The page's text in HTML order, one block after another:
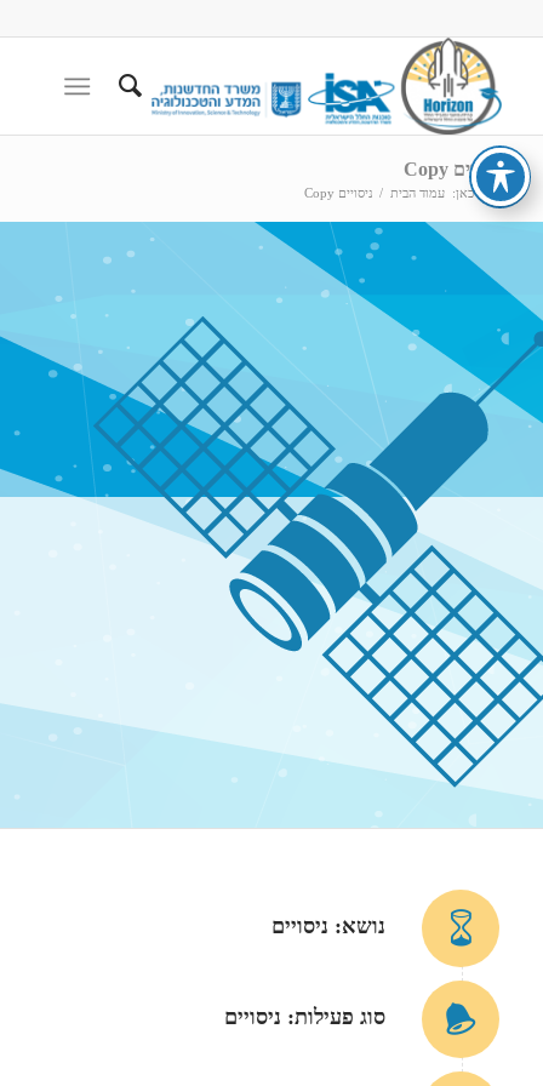
ניסויים Copy
הנך כאן: עמוד הבית / ניסויים Copy
נושא: ניסויים
סוג פעילות: ניסויים